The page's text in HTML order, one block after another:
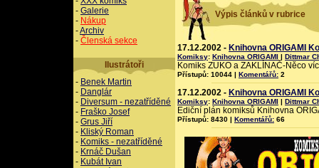
- Galerie
- Nákup
-Archiv
- Členská sekce
Ilustrátoři
- Benek Martin
- Danglár
- Diversum - nezatříděné
- Fraško Josef
- Grus Jiří
- Kliský Roman
- Komiks - nezatříděné
- Krnáč Dušan
- Kubát Ivan
Výpis článků v rubrice
17.12.2002 - Knihovna ORIGAMI
Komiksy: Knihovna ORIGAMI | Dittmar
Komiks ZUKO a ZAKLÍNAČ-Něco
Přístupů: 10044 | Komentářů: 2
17.12.2002 - Knihovna ORIGAMI
Komiksy: Knihovna ORIGAMI | Dittmar
Ediční plán komiksů Knihovna
Přístupů: 8430 | Komentářů: 66